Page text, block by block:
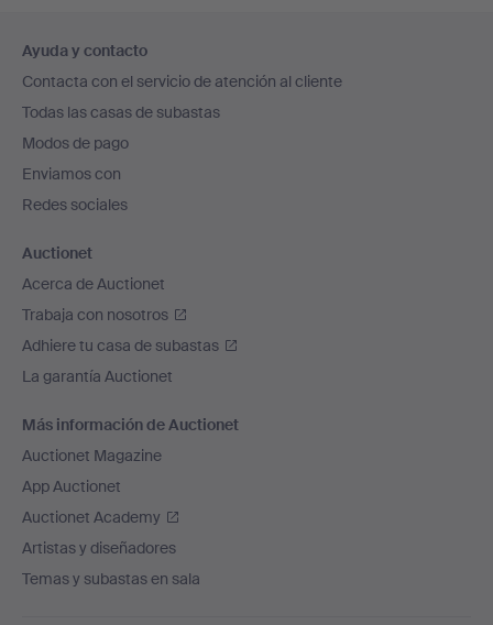
en
el
pie
de
página
Ayuda y contacto
Contacta con el servicio de atención al cliente
Todas las casas de subastas
Modos de pago
Enviamos con
Redes sociales
Auctionet
Acerca de Auctionet
Trabaja con nosotros
Adhiere tu casa de subastas
La garantía Auctionet
Más información de Auctionet
Auctionet Magazine
App Auctionet
Auctionet Academy
Artistas y diseñadores
Temas y subastas en sala